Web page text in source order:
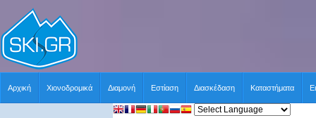
Αρχική Χιονοδρομικά Διαμονή Εστίαση Διασκέδαση Καταστήματα